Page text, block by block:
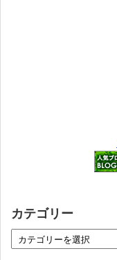
カテゴリー